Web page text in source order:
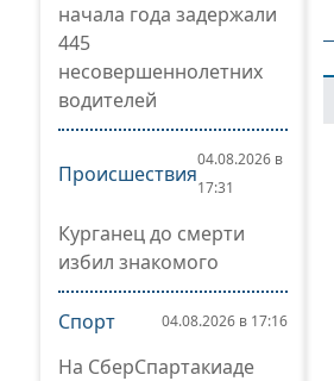
начала года задержали
445
несовершеннолетних
водителей
Происшествия
04.08.2026 в
17:31
Курганец до смерти
избил знакомого
Спорт 04.08.2026 в 17:16
На СберСпартакиаде